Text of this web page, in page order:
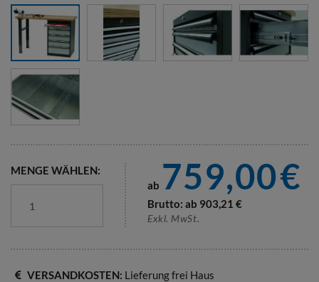
MENGE WÄHLEN:
ab 759,00€
Brutto: ab 903,21 €
Exkl. MwSt.
VERSANDKOSTEN: Lieferung frei Haus